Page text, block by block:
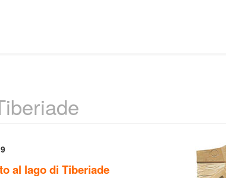
al lago di Tiberiade